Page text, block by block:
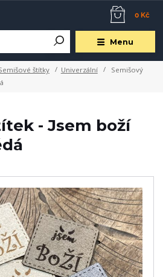
Menu
0 Kč
štítky Univerzální
Semišový
- Jsem boží